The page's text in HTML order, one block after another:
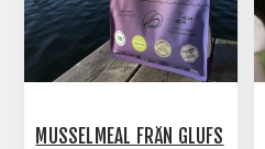
MUSSELMEAL FRÅN GLUFS